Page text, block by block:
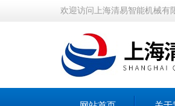
欢迎访问上海清易智能机械有